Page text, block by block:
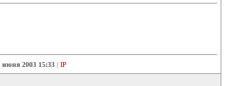
июня 2003 15:33 | IP